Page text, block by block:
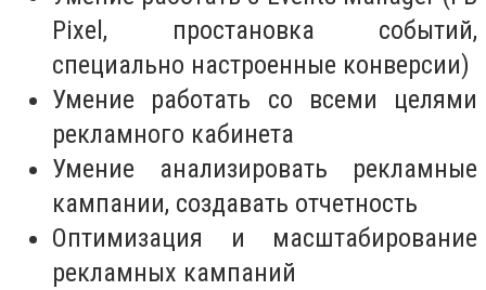
Pixel, простановка событий,
специально настроенные конверсии)
Умение работать со всеми целями
рекламного кабинета
Умение анализировать рекламные
кампании, создавать отчетность
Оптимизация и масштабирование
рекламных кампаний